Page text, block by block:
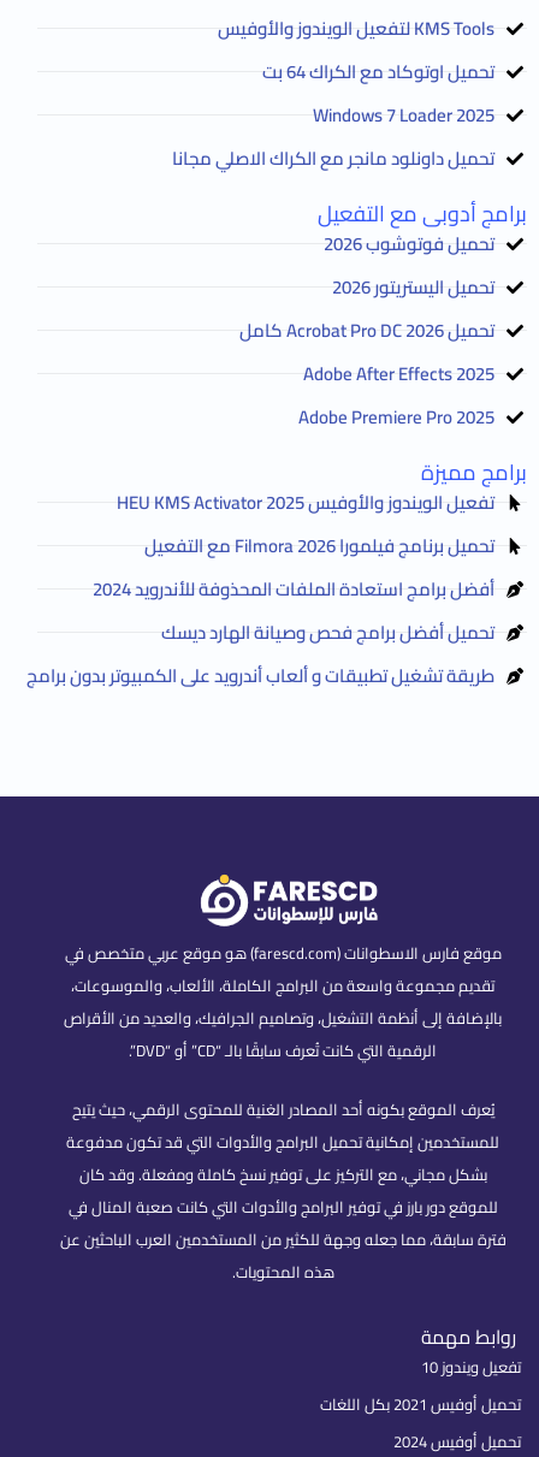
KMS Tools لتفعيل الويندوز والأوفيس
تحميل اوتوكاد مع الكراك 64 بت
2025 Windows 7 Loader
تحميل داونلود مانجر مع الكراك الاصلي مجانا
برامج أدوبى مع التفعيل
تحميل فوتوشوب 2026
تحميل اليستريتور 2026
تحميل Acrobat Pro DC 2026 كامل
Adobe After Effects 2025
Adobe Premiere Pro 2025
برامج مميزة
تفعيل الويندوز والأوفيس HEU KMS Activator 2025
تحميل برنامج فيلمورا Filmora 2026 مع التفعيل
أفضل برامج استعادة الملفات المحذوفة للأندرويد 2024
تحميل أفضل برامج فحص وصيانة الهارد ديسك
طريقة تشغيل تطبيقات و ألعاب أندرويد على الكمبيوتر بدون برامج
موقع فارس الاسطوانات (farescd.com) هو موقع عربي متخصص في
تقديم مجموعة واسعة من البرامج الكاملة، الألعاب، والموسوعات،
بالإضافة إلى أنظمة التشغيل، وتصاميم الجرافيك، والعديد من الأقراص
الرقمية التي كانت تُعرف سابقًا بالـ “CD” أو “DVD”.
يُعرف الموقع بكونه أحد المصادر الغنية للمحتوى الرقمي، حيث يتيح
للمستخدمين إمكانية تحميل البرامج والأدوات التي قد تكون مدفوعة
بشكل مجاني، مع التركيز على توفير نسخ كاملة ومفعلة. وقد كان
للموقع دور بارز في توفير البرامج والأدوات التي كانت صعبة المنال في
فترة سابقة، مما جعله وجهة للكثير من المستخدمين العرب الباحثين عن
هذه المحتويات.
روابط مهمة
تفعيل ويندوز 10
تحميل أوفيس 2021 بكل اللغات
تحميل أوفيس 2024